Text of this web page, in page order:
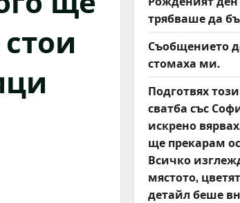
трябваше да
Съобщението
стомаха ми.
Подготвях
сватба със
искрено
ще прекарам
Всичко
мястото,
детайл беше